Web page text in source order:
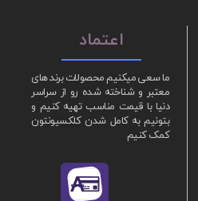
ما سعی میکنیم محصولات برند های
معتبر و شناخته شده رو از سراسر
دنیا با قیمت مناسب تهیه کنیم و
بتونیم به کامل شدن کلکسیونتون
کمک کنیم
اعتماد